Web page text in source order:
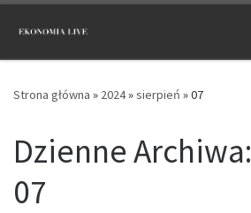
Przejdź do treści
Strona główna » 2024»sierpień »07
Dzienne Archiwa:
07